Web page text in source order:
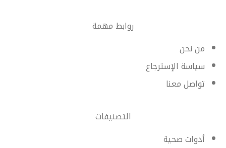
روابط مهمة
من نحن
سياسة الإسترجاع
تواصل معنا
التصنيفات
أدوات صحية